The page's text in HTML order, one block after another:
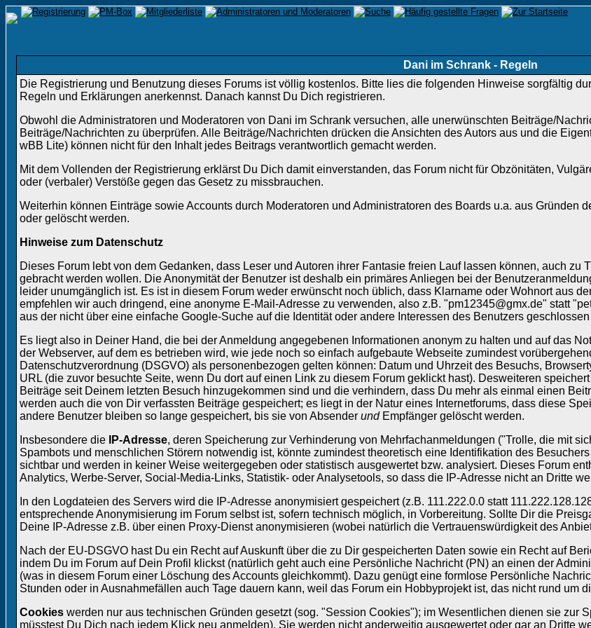
Dani im Schrank - Regeln
Die Registrierung und Benutzung dieses Forums ist völlig kostenlos. Bitte lies die folgenden Hinweise sorgfältig
Regeln und Erklärungen anerkennst. Danach kannst Du Dich registrieren.
Obwohl die Administratoren und Moderatoren von Dani im Schrank versuchen, alle unerwünschten Beiträge/
Beiträge/Nachrichten zu überprüfen. Alle Beiträge/Nachrichten drücken die Ansichten des Autors aus und die
wBB Lite) können nicht für den Inhalt jedes Beitrags verantwortlich gemacht werden.
Mit dem Vollenden der Registrierung erklärst Du Dich damit einverstanden, das Forum nicht für Obzönitäten,
oder (verbaler) Verstöße gegen das Gesetz zu missbrauchen.
Weiterhin können Einträge sowie Accounts durch Moderatoren und Administratoren des Boards u.a. aus Gründen
oder gelöscht werden.
Hinweise zum Datenschutz
Dieses Forum lebt von dem Gedanken, dass Leser und Autoren ihrer Fantasie freien Lauf lassen können, auch
gebracht werden wollen. Die Anonymität der Benutzer ist deshalb ein primäres Anliegen bei der
leider unumgänglich ist. Es ist in diesem Forum weder erwünscht noch üblich, dass Klarname oder Wohnort aus
empfehlen wir auch dringend, eine anonyme E-Mail-Adresse zu verwenden, also z.B. "pm12345@gmx.de" statt
aus der nicht über eine einfache Google-Suche auf die Identität oder andere Interessen des Benutzers
Es liegt also in Deiner Hand, die bei der Anmeldung angegebenen Informationen anonym zu halten und auf das
der Webserver, auf dem es betrieben wird, wie jede noch so einfach aufgebaute Webseite zumindest
Datenschutzverordnung (DSGVO) als personenbezogen gelten können: Datum und Uhrzeit des Besuchs,
URL (die zuvor besuchte Seite, wenn Du dort auf einen Link zu diesem Forum geklickt hast). Desweiteren
Beiträge seit Deinem letzten Besuch hinzugekommen sind und die verhindern, dass Du mehr als einmal einen
werden auch die von Dir verfassten Beiträge gespeichert; es liegt in der Natur eines Internetforums, dass diese
andere Benutzer bleiben so lange gespeichert, bis sie von Absender undEmpfänger gelöscht werden.
Insbesondere die
IP-Adresse, deren Speicherung zur Verhinderung von Mehrfachanmeldungen ("Trolle, die mit
Spambots und menschlichen Störern notwendig ist, könnte zumindest theoretisch eine Identifikation des
sichtbar und werden in keiner Weise weitergegeben oder statistisch ausgewertet bzw. analysiert. Dieses Forum
Analytics, Werbe-Server, Social-Media-Links, Statistik- oder Analysetools, so dass die IP-Adresse nicht an Dritte
In den Logdateien des Servers wird die IP-Adresse anonymisiert gespeichert (z.B. 111.222.0.0 statt
entsprechende Anonymisierung im Forum selbst ist, sofern technisch möglich, in Vorbereitung. Sollte Dir die
Deine IP-Adresse z.B. über einen Proxy-Dienst anonymisieren (wobei natürlich die Vertrauenswürdigkeit des
Nach der EU-DSGVO hast Du ein Recht auf Auskunft über die zu Dir gespeicherten Daten sowie ein Recht auf
indem Du im Forum auf Dein Profil klickst (natürlich geht auch eine Persönliche Nachricht (PN) an einen der
(was in diesem Forum einer Löschung des Accounts gleichkommt). Dazu genügt eine formlose Persönliche
Stunden oder in Ausnahmefällen auch Tage dauern kann, weil das Forum ein Hobbyprojekt ist, das nicht rund um
Cookieswerden nur aus technischen Gründen gesetzt (sog. "Session Cookies"); im Wesentlichen dienen sie zur
müsstest Du Dich nach jedem Klick neu anmelden). Sie werden nicht anderweitig ausgewertet oder gar an Dritte